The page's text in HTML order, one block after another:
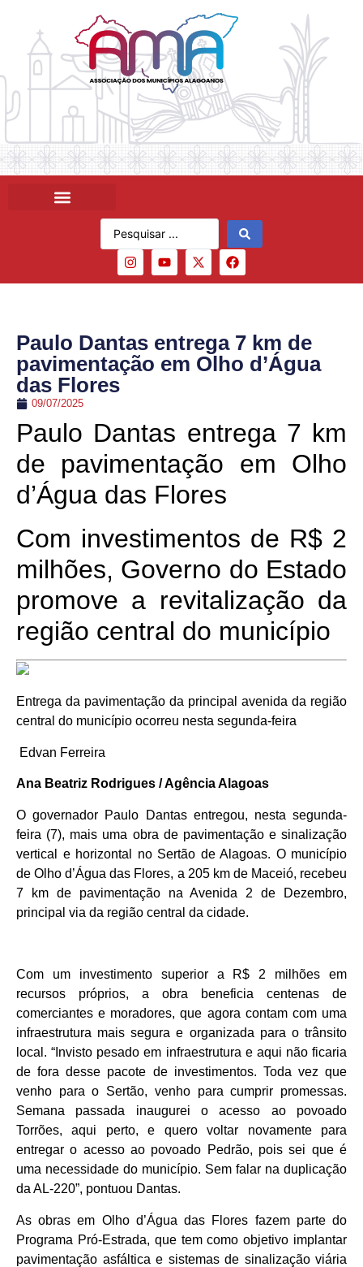
Paulo Dantas entrega 7 km de
pavimentação em Olho d’Água
das Flores
09/07/2025
Paulo Dantas entrega 7 km
de pavimentação em Olho
d’Água das Flores
Com investimentos de R$ 2
milhões, Governo do Estado
promove a revitalização da
região central do município
Entrega da pavimentação da principal avenida da região
central do município ocorreu nesta segunda-feira
Edvan Ferreira
Ana Beatriz Rodrigues / Agência Alagoas
O governador Paulo Dantas entregou, nesta segunda-
feira (7), mais uma obra de pavimentação e sinalização
vertical e horizontal no Sertão de Alagoas. O município
de Olho d’Água das Flores, a 205 km de Maceió, recebeu
7 km de pavimentação na Avenida 2 de Dezembro,
principal via da região central da cidade.
Com um investimento superior a R$ 2 milhões em
recursos próprios, a obra beneficia centenas de
comerciantes e moradores, que agora contam com uma
infraestrutura mais segura e organizada para o trânsito
local. “Invisto pesado em infraestrutura e aqui não ficaria
de fora desse pacote de investimentos. Toda vez que
venho para o Sertão, venho para cumprir promessas.
Semana passada inaugurei o acesso ao povoado
Torrões, aqui perto, e quero voltar novamente para
entregar o acesso ao povoado Pedrão, pois sei que é
uma necessidade do município. Sem falar na duplicação
da AL-220”, pontuou Dantas.
As obras em Olho d’Água das Flores fazem parte do
Programa Pró-Estrada, que tem como objetivo implantar
pavimentação asfáltica e sistemas de sinalização viária